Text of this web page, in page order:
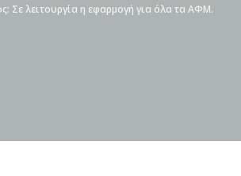
Σε λειτουργία η εφαρμογή για όλα τα ΑΦΜ.